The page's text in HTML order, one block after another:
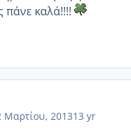
πάνε καλά!!!!
Μαρτίου, 201313 yr